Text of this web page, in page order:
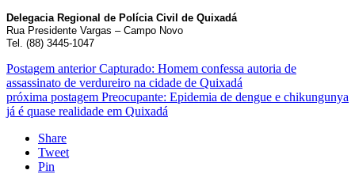
Delegacia Regional de Polícia Civil de Quixadá
Rua Presidente Vargas – Campo Novo
Tel. (88) 3445-1047
Postagem anterior Capturado: Homem confessa autoria de
assassinato de verdureiro na cidade de Quixadá
próxima postagem Preocupante: Epidemia de dengue e chikungunya
já é quase realidade em Quixadá
Share
Tweet
Pin